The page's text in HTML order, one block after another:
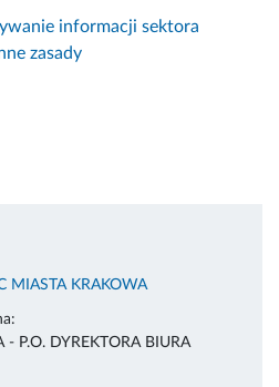
informacji sektora
zasady
MIASTA KRAKOWA
- P.O. DYREKTORA BIURA